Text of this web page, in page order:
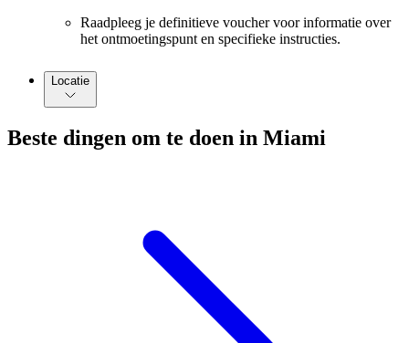
Raadpleeg je definitieve voucher voor informatie over
het ontmoetingspunt en specifieke instructies.
Locatie
Beste dingen om te doen in Miami